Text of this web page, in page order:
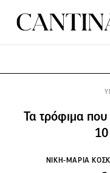
Τα τρόφιμα που
ΝΙΚΗ-ΜΑΡΙΑ